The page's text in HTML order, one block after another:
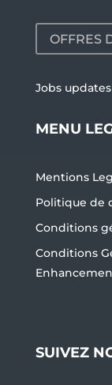
OFFRES
Jobs updates
MENU
Mentions
Politique de
Conditions
Conditions
SUIVEZ